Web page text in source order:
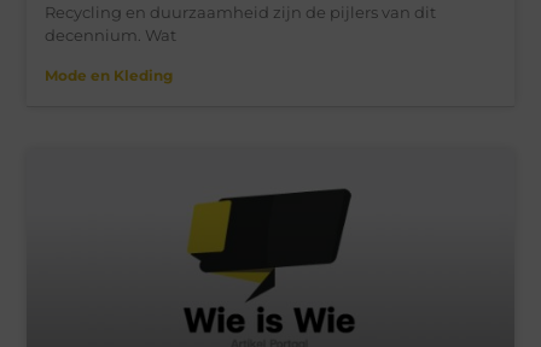
Recycling en duurzaamheid zijn de pijlers van dit
decennium. Wat
Mode en Kleding